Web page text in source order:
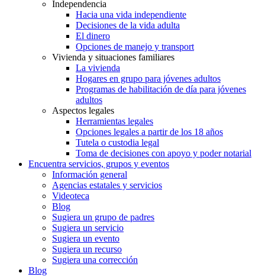
Independencia
Hacia una vida independiente
Decisiones de la vida adulta
El dinero
Opciones de manejo y transport
Vivienda y situaciones familiares
La vivienda
Hogares en grupo para jóvenes adultos
Programas de habilitación de día para jóvenes
adultos
Aspectos legales
Herramientas legales
Opciones legales a partir de los 18 años
Tutela o custodia legal
Toma de decisiones con apoyo y poder notarial
Encuentra servicios, grupos y eventos
Información general
Agencias estatales y servicios
Videoteca
Blog
Sugiera un grupo de padres
Sugiera un servicio
Sugiera un evento
Sugiera un recurso
Sugiera una corrección
Blog